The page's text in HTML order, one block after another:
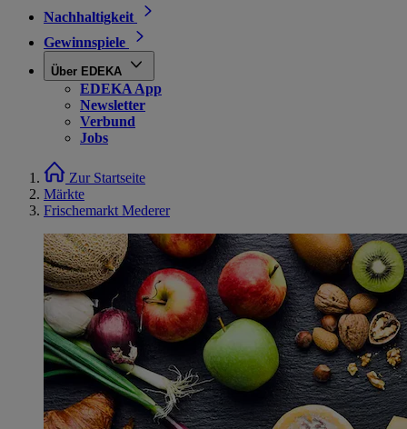
Nachhaltigkeit
Gewinnspiele
Über EDEKA
EDEKA App
Newsletter
Verbund
Jobs
Zur Startseite
Märkte
Frischemarkt Mederer